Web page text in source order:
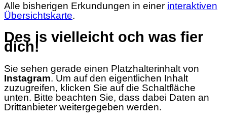
Alle bisherigen Erkundungen in einer interaktiven
Übersichtskarte.
Des is vielleicht och was fier
dich!
Sie sehen gerade einen Platzhalterinhalt von
Instagram. Um auf den eigentlichen Inhalt
zuzugreifen, klicken Sie auf die Schaltfläche
unten. Bitte beachten Sie, dass dabei Daten an
Drittanbieter weitergegeben werden.